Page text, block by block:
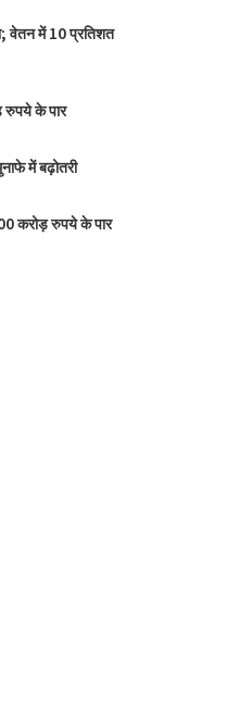
वेतन में 10 प्रतिशत
रुपये के पार
में बढ़ोतरी
करोड़ रुपये के पार